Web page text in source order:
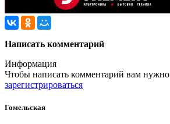
Написать комментарий
Информация
Чтобы написать комментарий вам нужно
зарегистрироваться
Гомельская